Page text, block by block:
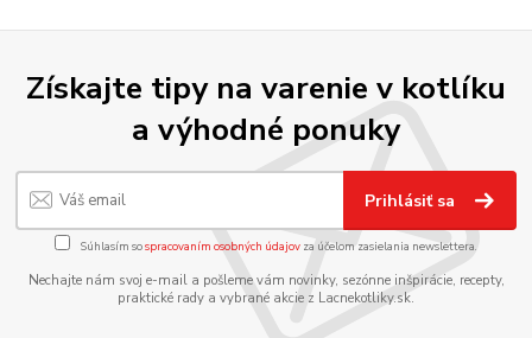
Získajte tipy na varenie v kotlíku
a výhodné ponuky
Prihlásiť sa
Súhlasím sospracovaním osobných údajov za účelom zasielania newslettera.
Nechajte nám svoj e-mail a pošleme vám novinky, sezónne inšpirácie, recepty,
praktické rady a vybrané akcie z Lacnekotliky.sk.